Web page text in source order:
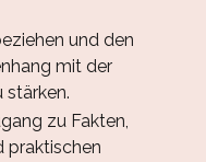
und den
mit der
zu Fakten,
praktischen